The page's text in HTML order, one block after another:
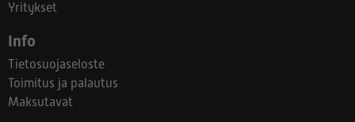
Yritykset
Info
Tietosuojaseloste
Toimitus ja palautus
Maksutavat